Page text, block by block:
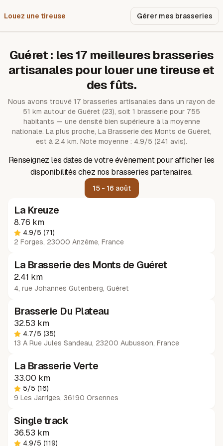
Louez une tireuse Gérer mes brasseries
Guéret: les17 meilleures brasseries
artisanales pour louer une tireuse et
des fûts.
Nous avons trouvé 17 brasseries artisanales dans un rayon de
51 km autour de Guéret (23), soit 1 brasserie pour 755
habitants — une densité bien supérieure à la moyenne
nationale. La plus proche, La Brasserie des Monts de Guéret,
est à 2.4 km. Note moyenne : 4.9/5 (241 avis).
Renseignez les dates de votre évènement pour afficher les
disponibilités chez nos brasseries partenaires.
15 - 16 août
La Kreuze
8.76 km
4.9/5 (71)
2 Forges, 23000 Anzême, France
La Brasserie des Monts de Guéret
2.41 km
4, rue Johannes Gutenberg, Guéret
Brasserie Du Plateau
32.53 km
4.7/5 (35)
13 A Rue Jules Sandeau, 23200 Aubusson, France
La Brasserie Verte
33.00 km
5/5 (16)
9 Les Jarriges, 36190 Orsennes
Single track
36.53 km
4.9/5 (119)